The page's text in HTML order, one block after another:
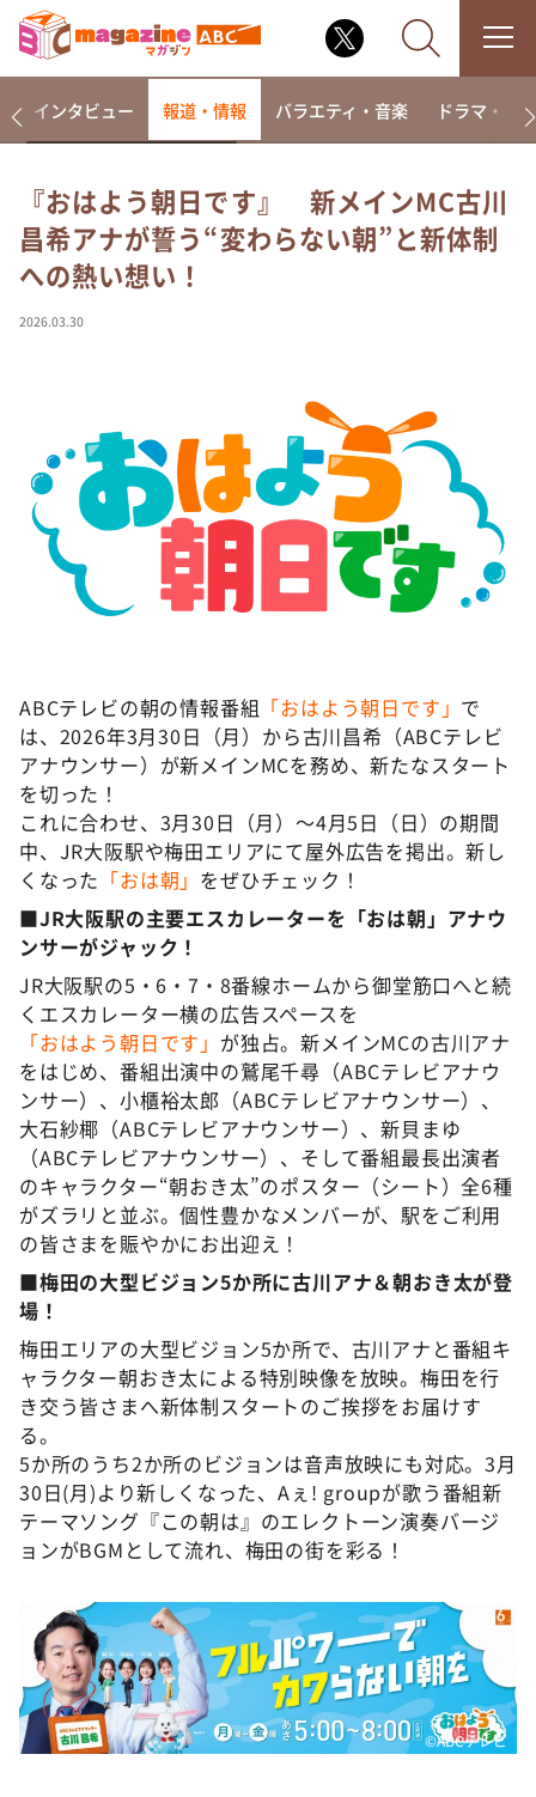
なるみ・岡村の過ぎるTV
相席食堂
これ余談なんですけど・・・
news おかえり
河合＆A.B.C-Z塚田×福井アナ「なんでやねん！？」
（news おかえり）
DAIGOも台所 ～きょうの献立 何にする？～
本日はダイアンなり！シーズン２
ＬＩＦＥ～夢のカタチ～
新婚さんいらっしゃい！
ポツンと一軒家
ザキ山小屋本館
ぺこぱのまるスポ
アナ回覧板
インタビュー 報道・情報 バラエティ・音楽 ドラマ・映画
『おはよう朝日です』 新メインMC古川
昌希アナが誓う“変わらない朝”と新体制
への熱い想い！
2026.03.30
ABCテレビの朝の情報番組 「おはよう朝日です」 で
は、2026年3月30日（月）から古川昌希（ABCテレビ
アナウンサー）が新メインMCを務め、新たなスタート
を切った！
これに合わせ、3月30日（月）〜4月5日（日）の期間
中、JR大阪駅や梅田エリアにて屋外広告を掲出。新し
くなった 「おは朝」 をぜひチェック！
■JR大阪駅の主要エスカレーターを「おは朝」アナウ
ンサーがジャック！
JR大阪駅の5・6・7・8番線ホームから御堂筋口へと続
くエスカレーター横の広告スペースを
「おはよう朝日です」 が独占。新メインMCの古川アナ
をはじめ、番組出演中の鷲尾千尋（ABCテレビアナウ
ンサー）、小櫃裕太郎（ABCテレビアナウンサー）、
大石紗椰（ABCテレビアナウンサー）、新貝まゆ
（ABCテレビアナウンサー）、そして番組最長出演者
のキャラクター“朝おき太”のポスター（シート）全6種
がズラリと並ぶ。個性豊かなメンバーが、駅をご利用
の皆さまを賑やかにお出迎え！
■梅田の大型ビジョン5か所に古川アナ＆朝おき太が登
場！
梅田エリアの大型ビジョン5か所で、古川アナと番組キ
ャラクター朝おき太による特別映像を放映。梅田を行
き交う皆さまへ新体制スタートのご挨拶をお届けす
る。
5か所のうち2か所のビジョンは音声放映にも対応。3月
30日(月)より新しくなった、Aぇ! groupが歌う番組新
テーマソング『この朝は』のエレクトーン演奏バージ
ョンがBGMとして流れ、梅田の街を彩る！
©ABCテレビ